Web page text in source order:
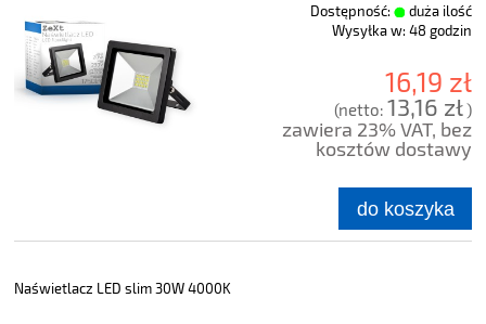
Dostępność:
duża ilość
Wysyłka w: 48 godzin
16,19 zł
(netto: 13,16 zł)
zawiera 23% VAT, bez
kosztów dostawy
do koszyka
Naświetlacz LED slim 30W 4000K